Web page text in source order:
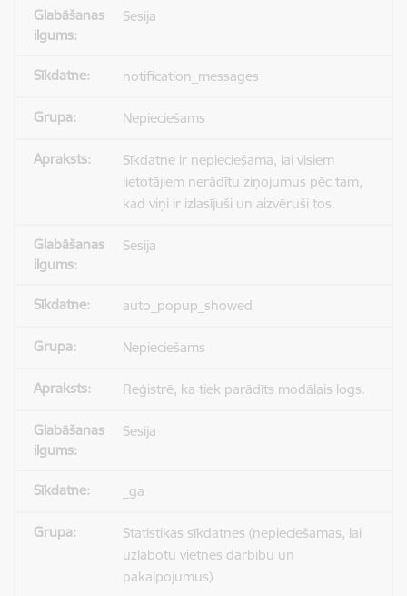
Sesija
notification_messages
Nepieciešams
Sīkdatne ir nepieciešama, lai visiem
lietotājiem nerādītu ziņojumus pēc tam,
kad viņi ir izlasījuši un aizvēruši tos.
Sesija
auto_popup_showed
Nepieciešams
Reģistrē, ka tiek parādīts modālais logs.
Sesija
_ga
Statistikas sīkdatnes (nepieciešamas, lai
uzlabotu vietnes darbību un
pakalpojumus)